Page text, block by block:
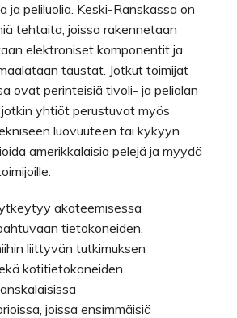
ja peliluolia. Keski-Ranskassa on
tehtaita, joissa rakennetaan
elektroniset komponentit ja
taustat. Jotkut toimijat
ovat perinteisiä tivoli- ja pelialan
yhtiöt perustuvat myös
luovuuteen tai kykyyn
amerikkalaisia pelejä ja myydä
akateemisessa
tietokoneiden,
liittyvän tutkimuksen
kotitietokoneiden
joissa ensimmäisiä